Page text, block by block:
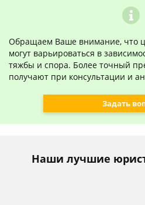
Обращаем Ваше внимание, что
могут варьироваться в
тяжбы и спора. Более точный
получают при консультации и
Задать
Наши лучшие